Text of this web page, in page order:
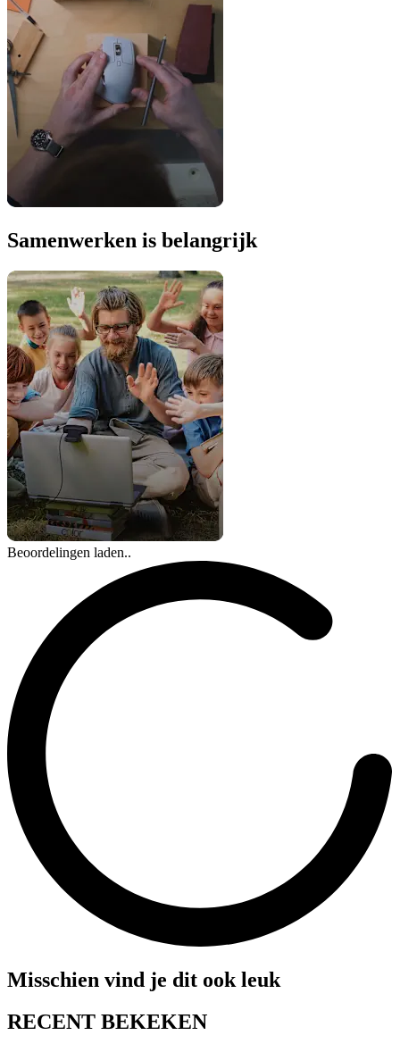
Samenwerken is belangrijk
Beoordelingen laden..
Misschien vind je dit ook leuk
RECENT BEKEKEN